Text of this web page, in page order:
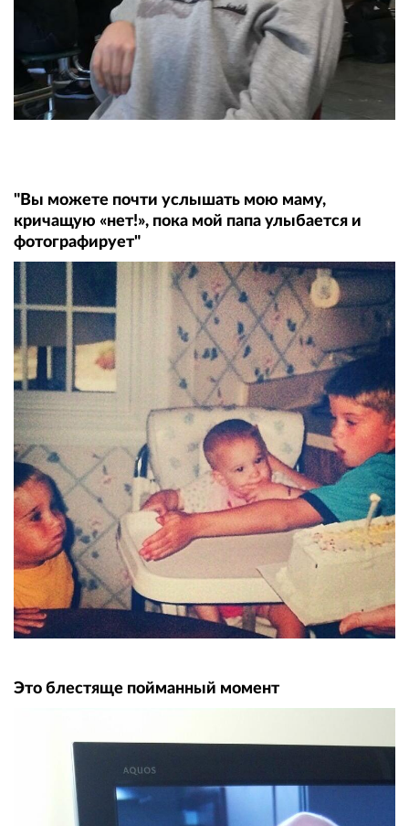
"Вы можете почти услышать мою маму,
кричащую «нет!», пока мой папа улыбается и
фотографирует"
Это блестяще пойманный момент